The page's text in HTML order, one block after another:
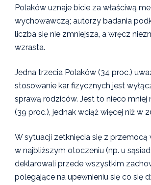
Polaków uznaje bicie za właściwą
wychowawczą; autorzy badania
liczba się nie zmniejsza, a wręcz
wzrasta.
Jedna trzecia Polaków (34 proc.)
stosowanie kar fizycznych jest
sprawą rodziców. Jest to nieco mniej
(39 proc.), jednak wciąż więcej niż w
W sytuacji zetknięcia się z
w najbliższym otoczeniu (np. u
deklarowali przede wszystkim
polegające na upewnieniu się co się